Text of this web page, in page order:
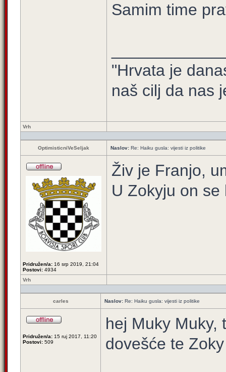
Samim time
"Hrvata je
naš cilj da nas
Vrh
OptimisticniVeSeljak Naslov: Re: Haiku gusla: vijesti iz politike
Pridružen/a: 16 srp 2019, 21:04
Postovi: 4934
Živ je Franjo,
U Zokyju on se
Vrh
carles Naslov: Re: Haiku gusla: vijesti iz politike
Pridružen/a: 15 ruj 2017, 11:20
Postovi: 509
hej Muky Muky,
dovešće te